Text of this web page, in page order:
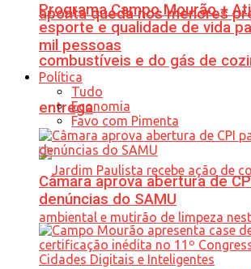
aponta queda nos menores
combustíveis e do gás de
entrega
Programa Campo Mourão +
esporte e qualidade de vida
mil pessoas
Política
Tudo
Economia
Favo com Pimenta
Câmara aprova abertura de
denúncias do SAMU